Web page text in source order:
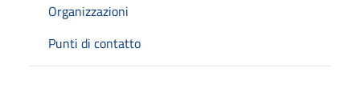
Organizzazioni
Punti di contatto